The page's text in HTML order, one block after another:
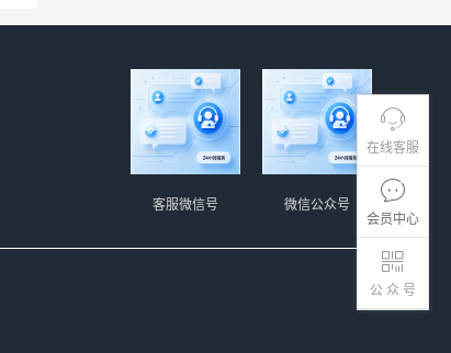
在线客服
会员中心
公 众 号
微信公众号
客服微信号